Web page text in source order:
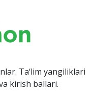
Ta‘lim yangiliklari
kirish ballari.